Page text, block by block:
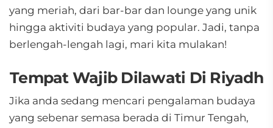
yang meriah, dari bar-bar dan lounge yang unik
hingga aktiviti budaya yang popular. Jadi, tanpa
berlengah-lengah lagi, mari kita mulakan!
Tempat Wajib Dilawati Di Riyadh
Jika anda sedang mencari pengalaman budaya
yang sebenar semasa berada di Timur Tengah,